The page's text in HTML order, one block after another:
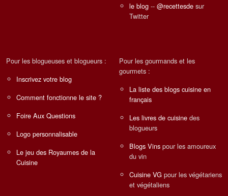
le blog -- @recettesde sur
Twitter
Pour les blogueuses et blogueurs :
Inscrivez votre blog
Comment fonctionne le site ?
Foire Aux Questions
Logo personnalisable
Le jeu des Royaumes de la
Cuisine
Pour les gourmands et les
gourmets :
La liste des blogs cuisine en
français
Les livres de cuisine des
blogueurs
Blogs Vins pour les amoureux
du vin
Cuisine VG pour les végétariens
et végétaliens